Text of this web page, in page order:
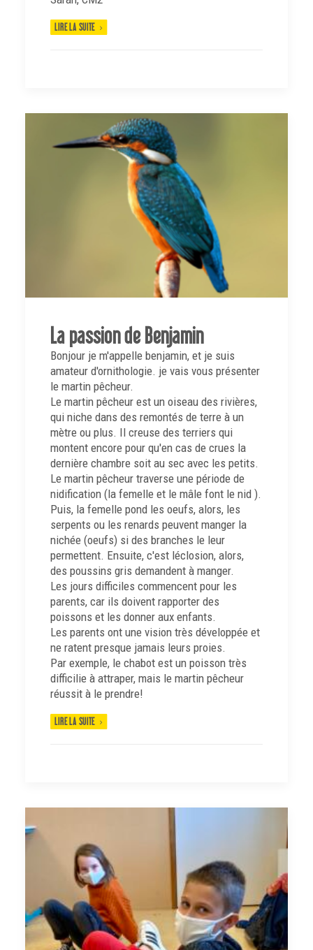
LIRE LA SUITE
La passion de Benjamin
Bonjour je m'appelle benjamin, et je suis
amateur d'ornithologie. je vais vous présenter
le martin pêcheur.
Le martin pêcheur est un oiseau des rivières,
qui niche dans des remontés de terre à un
mètre ou plus. Il creuse des terriers qui
montent encore pour qu'en cas de crues la
dernière chambre soit au sec avec les petits.
Le martin pêcheur traverse une période de
nidification (la femelle et le mâle font le nid ).
Puis, la femelle pond les oeufs, alors, les
serpents ou les renards peuvent manger la
nichée (oeufs) si des branches le leur
permettent. Ensuite, c'est léclosion, alors,
des poussins gris demandent à manger.
Les jours difficiles commencent pour les
parents, car ils doivent rapporter des
poissons et les donner aux enfants.
Les parents ont une vision très développée et
ne ratent presque jamais leurs proies.
Par exemple, le chabot est un poisson très
difficilie à attraper, mais le martin pêcheur
réussit à le prendre!
LIRE LA SUITE